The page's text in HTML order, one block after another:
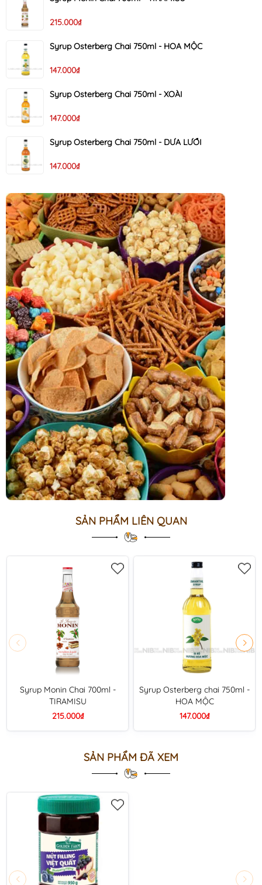
215.000₫
Syrup Osterberg Chai 750ml - HOA MỘC
147.000₫
Syrup Osterberg Chai 750ml - XOÀI
147.000₫
Syrup Osterberg Chai 750ml - DƯA LƯỚI
147.000₫
SẢN PHẨM LIÊN QUAN
Syrup Monin Chai 700ml -
TIRAMISU
215.000₫
Syrup Osterberg chai 750ml -
HOA MỘC
147.000₫
SẢN PHẨM ĐÃ XEM